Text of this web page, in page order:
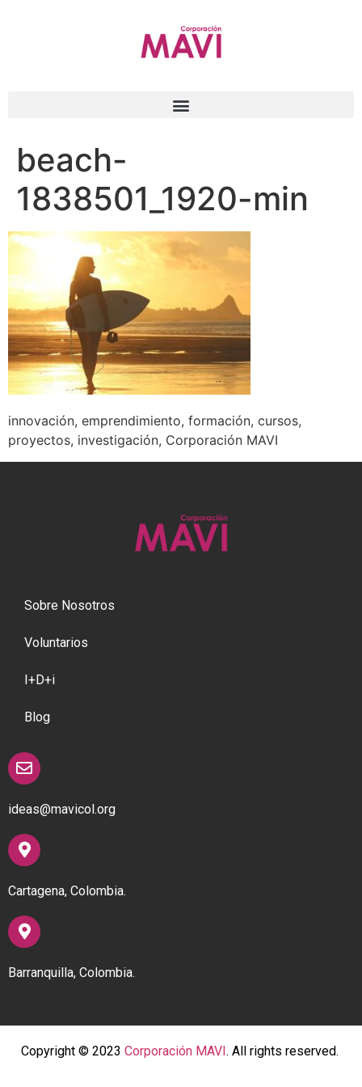
beach-
1838501_1920-min
innovación, emprendimiento, formación, cursos,
proyectos, investigación, Corporación MAVI
Sobre Nosotros
Voluntarios
I+D+i
Blog
ideas@mavicol.org
Cartagena, Colombia.
Barranquilla, Colombia.
Copyright © 2023 Corporación MAVI. All rights reserved.